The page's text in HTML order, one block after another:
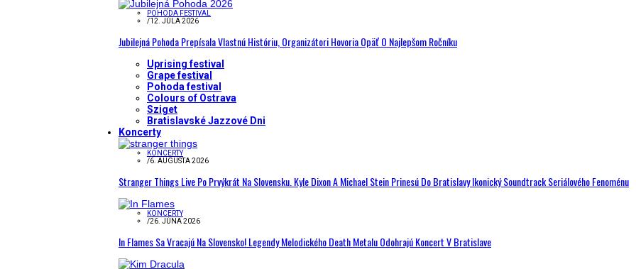
POHODA FESTIVAL
/12. JÚLA 2026
Jubilejná Pohoda Prepísala Vlastnú Históriu, Organizátori Hovoria Opäť O Najlepšom Ročníku
Uprising festival
Grape festival
Pohoda festival
Colours of Ostrava
Sziget
Bratislavské Jazzové Dni
Koncerty
KONCERTY
/6. AUGUSTA 2026
Stranger Things Live Po Prvýkrát Na Slovensku. Kyle Dixon A Michael Stein Prinesú Do Bratislavy Ikonický Soundtrack Seriálového Fenoménu
KONCERTY
/26. JÚNA 2026
In Flames Sa Vracajú Na Slovensko! Legendy Melodického Death Metalu Odohrajú Koncert V Bratislave